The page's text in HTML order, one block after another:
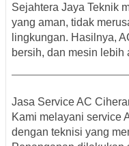
Sejahtera Jaya Teknik
yang aman, tidak
lingkungan. Hasilnya,
bersih, dan mesin lebih
Jasa Service AC
Kami melayani service
dengan teknisi yang